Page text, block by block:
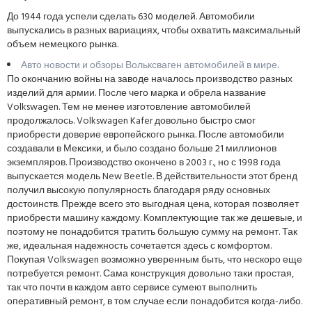
До 1944 года успели сделать 630 моделей. Автомобили
выпускались в разных вариациях, чтобы охватить максимальный
объем немецкого рынка.
Авто новости и обзоры Вольксваген автомобилей в мире.
По окончанию войны на заводе началось производство разных
изделий для армии. После чего марка и обрела название
Volkswagen. Тем не менее изготовление автомобилей
продолжалось. Volkswagen Kafer довольно быстро смог
приобрести доверие европейского рынка. После автомобили
создавали в Мексики, и было создано больше 21 миллионов
экземпляров. Производство окончено в 2003 г., но с 1998 года
выпускается модель New Beetle. В действительности этот бренд
получил высокую популярность благодаря ряду основных
достоинств. Прежде всего это выгодная цена, которая позволяет
приобрести машину каждому. Комплектующие так же дешевые, и
поэтому не понадобится тратить большую сумму на ремонт. Так
же, идеальная надежность сочетается здесь с комфортом.
Покупая Volkswagen возможно уверенным быть, что нескоро еще
потребуется ремонт. Сама конструкция довольно таки простая,
так что почти в каждом авто сервисе сумеют выполнить
оперативный ремонт, в том случае если понадобится когда-либо.